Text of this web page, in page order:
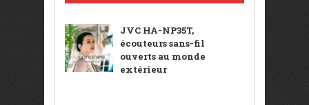
JVC HA-NP35T,
écouteurs sans-fil
ouverts au monde
extérieur